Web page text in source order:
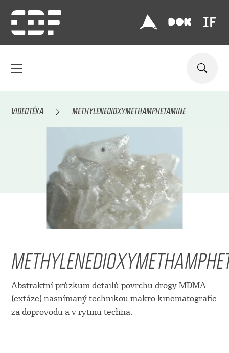
VIDEOTÉKA METHYLENEDIOXYMETHAMPHETAMINE
Abstraktní průzkum detailů povrchu drogy MDMA
(extáze) nasnímaný technikou makro kinematografie
za doprovodu a v rytmu techna.